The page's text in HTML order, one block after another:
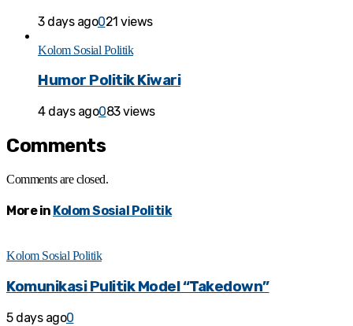
3 days ago021 views
Kolom Sosial Politik
Humor Politik Kiwari
4 days ago083 views
Comments
Comments are closed.
More in Kolom Sosial Politik
Kolom Sosial Politik
Komunikasi Pulitik Model “Takedown”
5 days ago0